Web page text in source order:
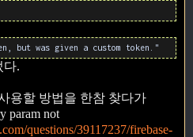
but was given a custom token."
다.
용할 방법을 한참 찾다가
param not
questions/39117237/firebase-